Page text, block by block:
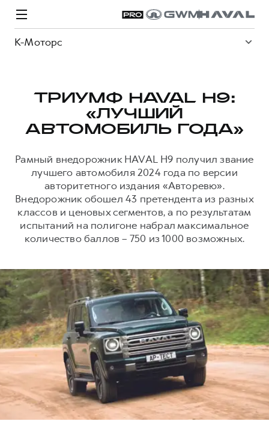
К-Моторс
Модели
H3
от 2 499 000 ₽
H5
от 4 049 000 ₽
H7
от 3 799 000 ₽
H9
от 4 799 000 ₽
Покупателям
ВЫБОР И ПОКУПКА
Автомобили в наличии
Конфигуратор HAVAL
Аксессуары HAVAL
Программа «HAVAL Защита+»
Тест-драйв
Трейд-ин
КРЕДИТ И СТРАХОВАНИЕ
Кредитный калькулятор
Страхование
Кредит
Владельцам
Все о сервисе
Запись на сервис
Моторное масло
СЕРВИСНОЕ ОБСЛУЖИВАНИЕ
Нулевое ТО
Программа «Помощь на дороге»
Регламенты технического обслуживания
Электронный ПТС
ПОДДЕРЖКА
Спецпредложения
СПЕЦПРЕДЛОЖЕНИЯ
Покупателям
Владельцам
О дилере
О бренде
Новости
О GWM
О дилере
Наша команда
Контакты
ТРИУМФ HAVAL H9:
«ЛУЧШИЙ
АВТОМОБИЛЬ ГОДА»
Рамный внедорожник HAVAL H9 получил звание
лучшего автомобиля 2024 года по версии
авторитетного издания «Авторевю».
Внедорожник обошел 43 претендента из разных
классов и ценовых сегментов, а по результатам
испытаний на полигоне набрал максимальное
количество баллов – 750 из 1000 возможных.